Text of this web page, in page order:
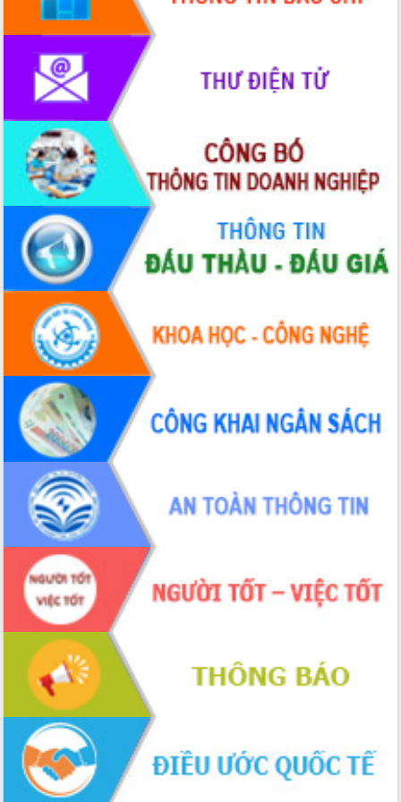
phát triển mới
Thường trực HĐND tỉnh Đắk Lắk gặp
mặt Đoàn chuyên gia y tế TP. Hồ Chí
Minh
Lễ truy điệu và an táng hài cốt liệt sĩ
tại Nghĩa trang Liệt sĩ xã Sơn Hòa
Bàn giải pháp tháo gỡ khó khăn trong
xuất khẩu sầu riêng và triển khai quy
định EUDR
Thứ trưởng Bộ Nông nghiệp và Môi
trường Nguyễn Hoàng Hiệp khảo sát
vùng trồng và doanh nghiệp đóng gói
sầu riêng tại Đắk Lắk
Trình diễn nghệ thuật chế biến các
món ăn từ sầu riêng
Đắk Lắk công bố Quy hoạch và xúc
tiến đầu tư tỉnh
Ngành cá ngừ Đắk Lắk chủ động thích
ứng để giữ vững thị trường xuất khẩu
Diễn đàn Kinh tế tư nhân Việt Nam đột
phá cơ chế - Hợp tác công tư
Đề án 06 tạo bước ngoặt đột phá trong
cải cách hành chính tỉnh Đắk Lắk
Kết nối tour, đẩy mạnh chuyển đổi số
để phát triển du lịch Đắk Lắk
Khởi động Dự án Đầu tư xây dựng hạ
tầng kỹ thuật Cụm công nghiệp Tân
Tiến
Gặp mặt các cơ quan báo chí nhân Kỷ
niệm 101 năm Ngày Báo chí Cách
mạng Việt Nam
Đắk Lắk sơ kết 4 năm triển khai thực
hiện Đề án 06 của Chính phủ
Họp báo thông tin về Hội nghị Công bố
Quy hoạch và Xúc tiến đầu tư tỉnh Đắk
Khơi thông điểm nghẽn, đẩy nhanh
giải ngân vốn khắc phục thiên tai
HĐND tỉnh thông qua điều chỉnh Quy
hoạch tỉnh thời kỳ 2021-2030